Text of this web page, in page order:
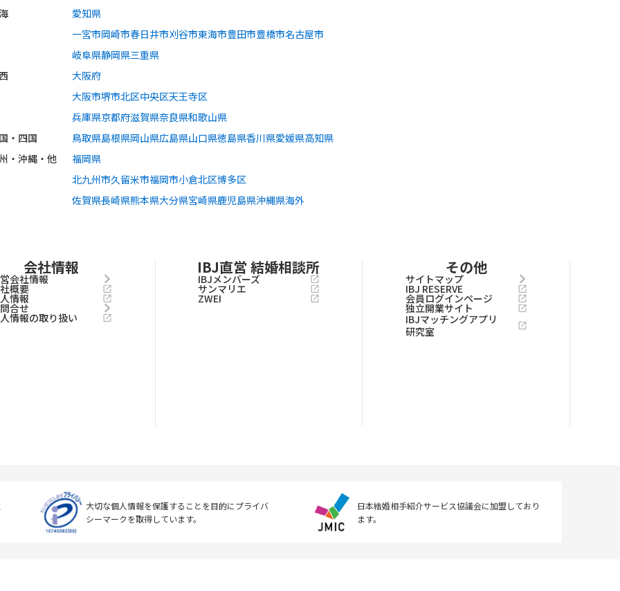
愛知県
一宮市岡崎市春日井市刈谷市東海市豊田市豊橋市名古屋市
岐阜県静岡県三重県
大阪府
大阪市堺市北区中央区天王寺区
兵庫県京都府滋賀県奈良県和歌山県
・四国
鳥取県島根県岡山県広島県山口県徳島県香川県愛媛県高知県
・沖縄・他
福岡県
北九州市久留米市福岡市小倉北区博多区
佐賀県長崎県熊本県大分県宮崎県鹿児島県沖縄県海外
会社情報
会社情報
概要
情報
合せ
情報の取り扱い
IBJ直営 結婚相談所
IBJメンバーズ
サンマリエ
ZWEI
その他
サイトマップ
IBJ RESERVE
会員ログインページ
独立開業サイト
IBJマッチングアプリ
研究室
大切な個人情報を保護することを目的にプライバ
シーマークを取得しています。
日本結婚相手紹介サービス協議会に加盟しており
ます。